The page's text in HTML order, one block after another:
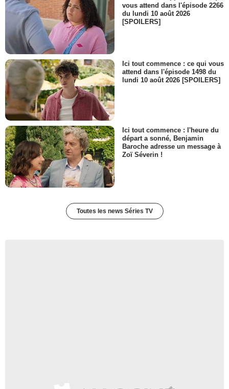
vous attend dans l'épisode 2266
du lundi 10 août 2026
[SPOILERS]
Ici tout commence : ce qui vous
attend dans l'épisode 1498 du
lundi 10 août 2026 [SPOILERS]
Ici tout commence : l'heure du
départ a sonné, Benjamin
Baroche adresse un message à
Zoï Séverin !
Toutes les news Séries TV